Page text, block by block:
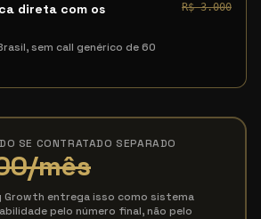
direta com os
sem call genérico de 60
R$ 3.000
SE CONTRATADO SEPARADO
/mês
Growth entrega isso como sistema
pelo número final, não pelo